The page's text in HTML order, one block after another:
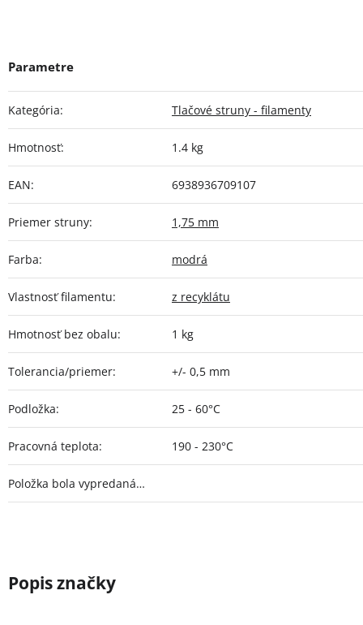
Kategória: Tlačové struny - filamenty
Hmotnosť: 1.4 kg
EAN: 6938936709107
Priemer struny: 1,75 mm
Farba: modrá
Vlastnosť filamentu: z recyklátu
Hmotnosť bez obalu: 1 kg
Tolerancia/priemer: +/- 0,5 mm
Podložka: 25 - 60°C
Pracovná teplota: 190 - 230°C
Položka bola vypredaná…